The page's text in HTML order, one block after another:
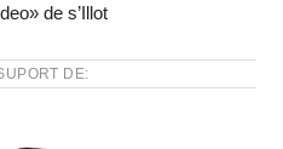
de s’Illot
DE: